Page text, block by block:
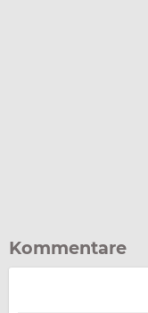
Kommentare